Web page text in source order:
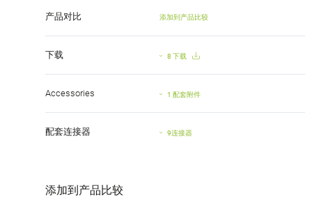
产品对比 添加到产品比较
下载 8 下载
Accessories 1 配套附件
配套连接器 9连接器
添加到产品比较